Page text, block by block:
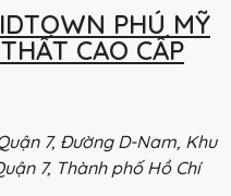
PHÚ MỸ
CAO CẤP
7, Đường D-Nam, Khu
7, Thành phố Hồ Chí